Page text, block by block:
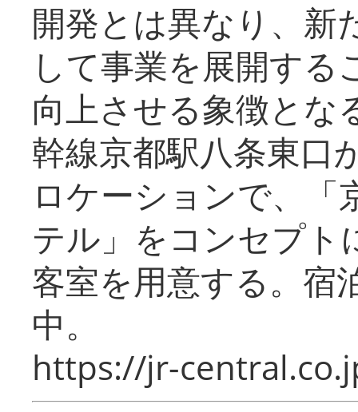
開発とは異なり、新
して事業を展開する
向上させる象徴とな
幹線京都駅八条東口
ロケーションで、「
テル」をコンセプト
客室を用意する。宿
中。
https://jr-